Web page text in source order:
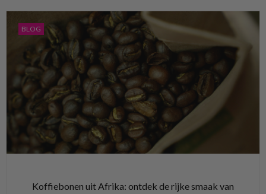
BLOG
Koffiebonen uit Afrika: ontdek de rijke smaak van